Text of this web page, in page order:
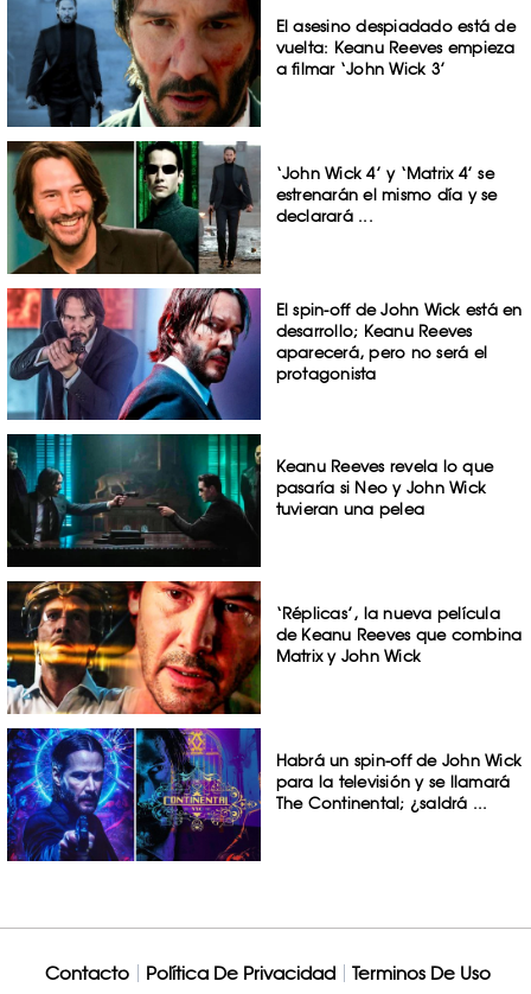
El asesino despiadado está de
vuelta: Keanu Reeves empieza
a filmar ‘John Wick 3’
‘John Wick 4’ y ‘Matrix 4’ se
estrenarán el mismo día y se
declarará ...
El spin-off de John Wick está en
desarrollo; Keanu Reeves
aparecerá, pero no será el
protagonista
Keanu Reeves revela lo que
pasaría si Neo y John Wick
tuvieran una pelea
‘Réplicas’, la nueva película
de Keanu Reeves que combina
Matrix y John Wick
Habrá un spin-off de John Wick
para la televisión y se llamará
The Continental; ¿saldrá ...
Contacto Política De Privacidad Terminos De Uso